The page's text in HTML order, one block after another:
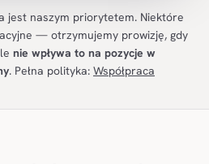
jest naszym priorytetem. Niektóre
— otrzymujemy prowizję, gdy
nie wpływa to na pozycje w
. Pełna polityka: Współpraca